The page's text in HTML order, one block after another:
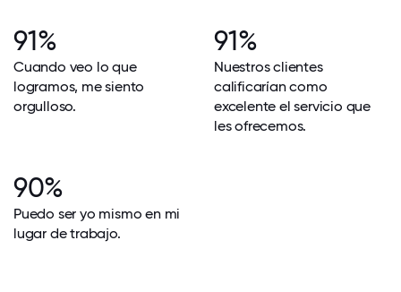
91%
Cuando veo lo que
logramos, me siento
orgulloso.
91%
Nuestros clientes
calificarían como
excelente el servicio que
les ofrecemos.
90%
Puedo ser yo mismo en mi
lugar de trabajo.